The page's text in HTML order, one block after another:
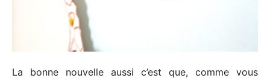
La bonne nouvelle aussi c’est que, comme vous